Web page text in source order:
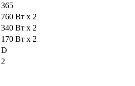
365
760 Вт х 2
340 Вт x 2
170 Вт x 2
D
2